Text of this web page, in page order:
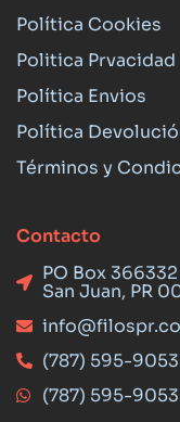
Política Cookies
Politica Prvacidad
Política Envios
Política
Términos y
Contacto
PO Box 366332
San Juan, PR
(787) 595-9053
(787) 595-9053